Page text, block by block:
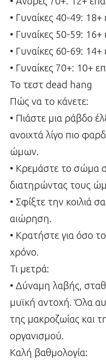
• Γυναίκες 40-49: 18+
• Γυναίκες 50-59: 16+
• Γυναίκες 60-69: 14+
• Γυναίκες 70+: 10+
Το τεστ dead hang
Πώς να το κάνετε:
• Πιάστε μια ράβδο
ανοιχτά λίγο πιο
ώμων.
• Κρεμάστε το σώμα
διατηρώντας τους
• Σφίξτε την κοιλιά
αιώρηση.
• Κρατήστε για όσο
χρόνο.
Τι μετρά:
• Δύναμη λαβής,
μυϊκή αντοχή. Όλα
της μακροζωίας και
οργανισμού.
Καλή βαθμολογία: